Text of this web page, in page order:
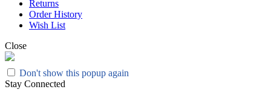
Returns
Order History
Wish List
Close
Don't show this popup again
Stay Connected